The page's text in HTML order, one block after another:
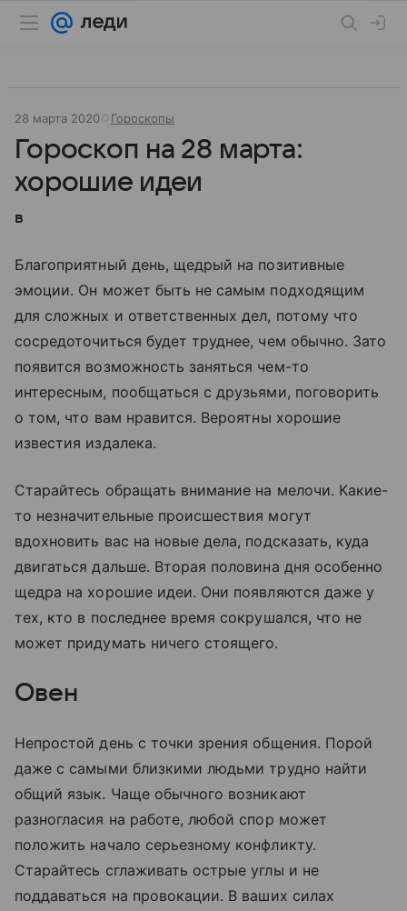
28 марта 2020 Гороскопы
Гороскоп на 28 марта:
хорошие идеи
в
Благоприятный день, щедрый на позитивные
эмоции. Он может быть не самым подходящим
для сложных и ответственных дел, потому что
сосредоточиться будет труднее, чем обычно. Зато
появится возможность заняться чем-то
интересным, пообщаться с друзьями, поговорить
о том, что вам нравится. Вероятны хорошие
известия издалека.
Старайтесь обращать внимание на мелочи. Какие-
то незначительные происшествия могут
вдохновить вас на новые дела, подсказать, куда
двигаться дальше. Вторая половина дня особенно
щедра на хорошие идеи. Они появляются даже у
тех, кто в последнее время сокрушался, что не
может придумать ничего стоящего.
Овен
Непростой день с точки зрения общения. Порой
даже с самыми близкими людьми трудно найти
общий язык. Чаще обычного возникают
разногласия на работе, любой спор может
положить начало серьезному конфликту.
Старайтесь сглаживать острые углы и не
поддаваться на провокации. В ваших силах